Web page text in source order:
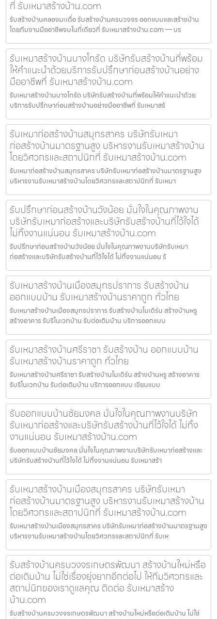
ที่ รับเหมาสร้างบ้าน.com
รับสร้างบ้านคลองมะเดื่อ รับสร้างบ้านครบวงจร ออกแบบและสร้างบ้าน
โดยทีมงานมืออาชีพจบในที่เดียวที่ รับเหมาสร้างบ้าน.com — บร
รับเหมาสร้างบ้านบางโทรัด บริษัทรับสร้างบ้านที่พร้อม
ให้คำแนะนำด้วยบริการรับปรึกษาก่อนสร้างบ้านอย่าง
มืออาชีพที่ รับเหมาสร้างบ้าน.com
รับเหมาสร้างบ้านบางโทรัด บริษัทรับสร้างบ้านที่พร้อมให้คำแนะนำด้วย
บริการรับปรึกษาก่อนสร้างบ้านอย่างมืออาชีพที่ รับเหมาสร้
รับเหมาก่อสร้างบ้านสมุทรสาคร บริษัทรับเหมา
ก่อสร้างบ้านมาตรฐานสูง บริหารงานรับเหมาสร้างบ้าน
โดยวิศวกรและสถาปนิกที่ รับเหมาสร้างบ้าน.com
รับเหมาก่อสร้างบ้านสมุทรสาคร บริษัทรับเหมาก่อสร้างบ้านมาตรฐานสูง
บริหารงานรับเหมาสร้างบ้านโดยวิศวกรและสถาปนิกที่ รับเหมา
รับปรึกษาก่อนสร้างบ้านวังน้อย มั่นใจในคุณภาพงาน
บริษัทรับเหมาก่อสร้างและบริษัทรับสร้างบ้านที่ไว้ใจได้
ไม่ทิ้งงานแน่นอน รับเหมาสร้างบ้าน.com
รับปรึกษาก่อนสร้างบ้านวังน้อย มั่นใจในคุณภาพงานบริษัทรับเหมา
ก่อสร้างและบริษัทรับสร้างบ้านที่ไว้ใจได้ ไม่ทิ้งงานแน่นอน รั
รับเหมาสร้างบ้านเมืองสมุทรปราการ รับสร้างบ้าน
ออกแบบบ้าน รับเหมาสร้างบ้านราคาถูก ทั่วไทย
รับเหมาสร้างบ้านเมืองสมุทรปราการ รับสร้างบ้านโมเดิร์น สร้างบ้านหรู
สร้างอาคาร รับรีโนเวทบ้าน รับต่อเติมบ้าน บริการออกแบบ
รับเหมาสร้างบ้านศรีราชา รับสร้างบ้าน ออกแบบบ้าน
รับเหมาสร้างบ้านราคาถูก ทั่วไทย
รับเหมาสร้างบ้านศรีราชา รับสร้างบ้านโมเดิร์น สร้างบ้านหรู สร้างอาคาร
รับรีโนเวทบ้าน รับต่อเติมบ้าน บริการออกแบบ เขียนแบบ
รับออกแบบบ้านชัยมงคล มั่นใจในคุณภาพงานบริษัท
รับเหมาก่อสร้างและบริษัทรับสร้างบ้านที่ไว้ใจได้ ไม่ทิ้ง
งานแน่นอน รับเหมาสร้างบ้าน.com
รับออกแบบบ้านชัยมงคล มั่นใจในคุณภาพงานบริษัทรับเหมาก่อสร้างและ
บริษัทรับสร้างบ้านที่ไว้ใจได้ ไม่ทิ้งงานแน่นอน รับเหมาสร้า
รับเหมาสร้างบ้านเมืองสมุทรสาคร บริษัทรับเหมา
ก่อสร้างบ้านมาตรฐานสูง บริหารงานรับเหมาสร้างบ้าน
โดยวิศวกรและสถาปนิกที่ รับเหมาสร้างบ้าน.com
รับเหมาสร้างบ้านเมืองสมุทรสาคร บริษัทรับเหมาก่อสร้างบ้านมาตรฐานสูง
บริหารงานรับเหมาสร้างบ้านโดยวิศวกรและสถาปนิกที่ รับเห
รับสร้างบ้านครบวงจรเกษตรพัฒนา สร้างบ้านใหม่หรือ
ต่อเติมบ้าน ไม่ใช่เรื่องยุ่งยากอีกต่อไป ให้ทีมวิศวกรและ
สถาปนิกของเราดูแลคุณ ติดต่อ รับเหมาสร้าง
บ้าน.com
รับสร้างบ้านครบวงจรเกษตรพัฒนา สร้างบ้านใหม่หรือต่อเติมบ้าน ไม่ใช่